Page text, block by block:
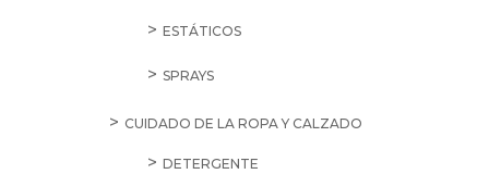
ESTÁTICOS
SPRAYS
CUIDADO DE LA ROPA Y CALZADO
DETERGENTE